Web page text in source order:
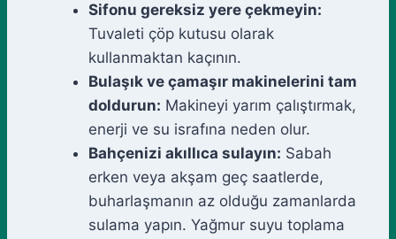
Sifonu gereksiz yere çekmeyin:
Tuvaleti çöp kutusu olarak
kullanmaktan kaçının.
Bulaşık ve çamaşır makinelerini tam
doldurun: Makineyi yarım çalıştırmak,
enerji ve su israfına neden olur.
Bahçenizi akıllıca sulayın: Sabah
erken veya akşam geç saatlerde,
buharlaşmanın az olduğu zamanlarda
sulama yapın. Yağmur suyu toplama